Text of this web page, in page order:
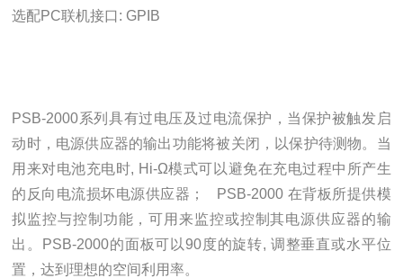
选配PC联机接口: GPIB
PSB-2000系列具有过电压及过电流保护，当保护被触发启
动时，电源供应器的输出功能将被关闭，以保护待测物。当
用来对电池充电时, Hi-Ω模式可以避免在充电过程中所产生
的反向电流损坏电源供应器； PSB-2000 在背板所提供模
拟监控与控制功能，可用来监控或控制其电源供应器的输
出。PSB-2000的面板可以90度的旋转, 调整垂直或水平位
置，达到理想的空间利用率。